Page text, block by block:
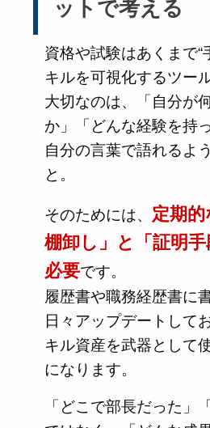
ットで考える
資格や試験はあくまで“
キルを可視化するツー
大切なのは、「自分が
か」「どんな経験を持
自分の言葉で語れるよ
と。
そのためには、 定期
棚卸し」と「証明
必要です。
履歴書や職務経歴書に
日々アップデートして
キル資産を武器として
になります。
「どこで部長だった」